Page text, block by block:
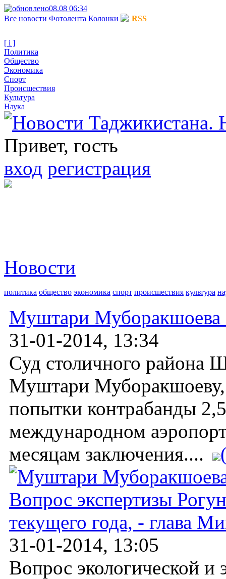
08.08 06:34
Все новости Фотолента Колонки RSS
[ i ]
Политика
Общество
Экономика
Спорт
Происшествия
Культура
Наука
Привет, гость
вход регистрация
Новости
политика общество экономика спорт происшествия культура
Муштари Муборакшоева
31-01-2014, 13:34
Суд столичного района
Муштари Муборакшоеву,
попытки контрабанды
международном
месяцам заключения....
Вопрос экспертизы
текущего года, - глава
31-01-2014, 13:05
Вопрос экологической и